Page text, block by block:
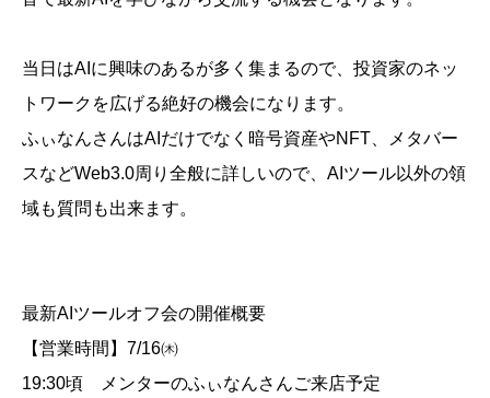
当日はAIに興味のあるが多く集まるので、投資家のネッ
トワークを広げる絶好の機会になります。
ふぃなんさんはAIだけでなく暗号資産やNFT、メタバー
スなどWeb3.0周り全般に詳しいので、AIツール以外の領
域も質問も出来ます。
最新AIツールオフ会の開催概要
【営業時間】7/16㈭
19:30頃 メンターのふぃなんさんご来店予定